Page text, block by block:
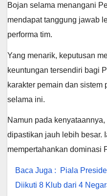
Bojan selama menangani
mendapat tanggung jawab
performa tim.
Yang menarik, keputusan
keuntungan tersendiri bagi
karakter pemain dan sistem
selama ini.
Namun pada
dipastikan jauh lebih besar.
mempertahankan dominasi
Baca Juga :
Piala
Diikuti 8 Klub dari 4